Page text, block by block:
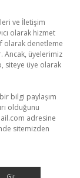
ve İletişim
olarak hizmet
olarak denetleme
Ancak, üyelerimiz
siteye üye olarak
bilgi paylaşım
olduğunu
adresine
sitemizden